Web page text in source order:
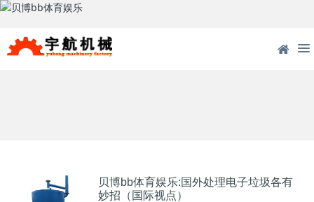
贝博bb体育娱乐:国外处理电子垃圾各有
妙招（国际视点）